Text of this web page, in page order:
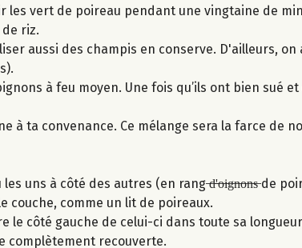
les vert de poireau pendant une vingtaine de
riz.
aussi des champis en conserve. D'ailleurs,
à feu moyen. Une fois qu’ils ont bien sué
à ta convenance. Ce mélange sera la farce de
uns à côté des autres (en rang ̶d̶'̶o̶i̶g̶n̶o̶n̶s̶ de
couche, comme un lit de poireaux.
le côté gauche de celui-ci dans toute sa
complètement recouverte.